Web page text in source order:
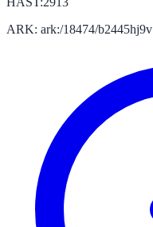
ARK: ark:/18474/b2445hj9v